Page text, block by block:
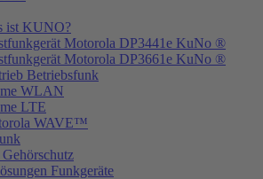
ist KUNO?
Motorola DP3441e KuNo ®
Motorola DP3661e KuNo ®
Betriebsfunk
WLAN
LTE
WAVE™
Funkgeräte